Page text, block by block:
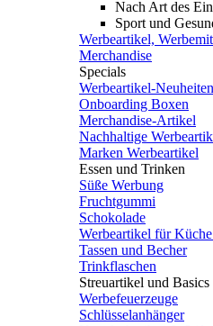
Nach Art des
Sport und
Werbeartikel,
Merchandise
Specials
Werbeartikel-Neuheiten
Onboarding Boxen
Merchandise-Artikel
Nachhaltige
Marken Werbeartikel
Essen und Trinken
Süße Werbung
Fruchtgummi
Schokolade
Werbeartikel für
Tassen und Becher
Trinkflaschen
Streuartikel und Basics
Werbefeuerzeuge
Schlüsselanhänger